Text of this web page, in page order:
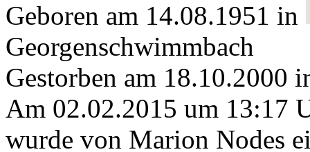
Geboren am 14.08.1951 in
Georgenschwimmbach
Gestorben am
Am 02.02.2015 um 13:17
wurde von Marion Nodes